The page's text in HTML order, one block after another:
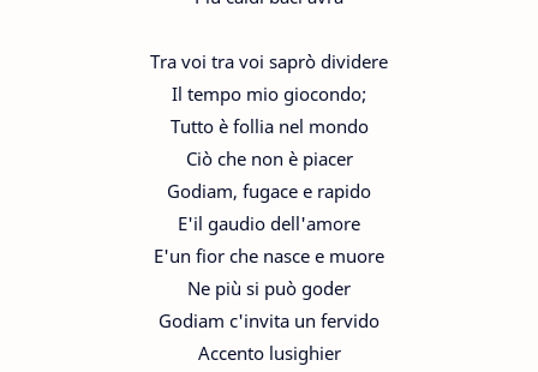
Tra voi tra voi saprò dividere
Il tempo mio giocondo;
Tutto è follia nel mondo
Ciò che non è piacer
Godiam, fugace e rapido
E'il gaudio dell'amore
E'un fior che nasce e muore
Ne più si può goder
Godiam c'invita un fervido
Accento lusighier